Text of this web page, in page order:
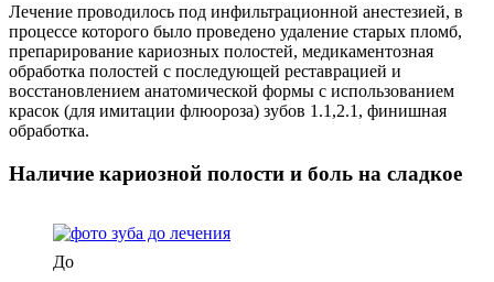
Лечение проводилось под инфильтрационной анестезией, в
процессе которого было проведено удаление старых пломб,
препарирование кариозных полостей, медикаментозная
обработка полостей с последующей реставрацией и
восстановлением анатомической формы с использованием
красок (для имитации флюороза) зубов 1.1,2.1, финишная
обработка.
Наличие кариозной полости и боль на сладкое
До